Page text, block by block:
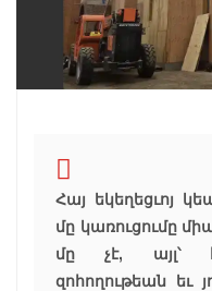
Հայ եկեղեցւոյ
մը կառուցումը
մը չէ, այլ՝
զոհողութեան եւ